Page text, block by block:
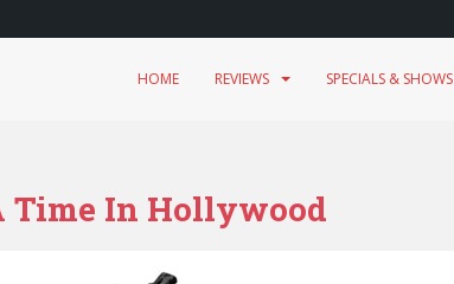
HOME REVIEWS SPECIALS & SHOWS
Time In Hollywood